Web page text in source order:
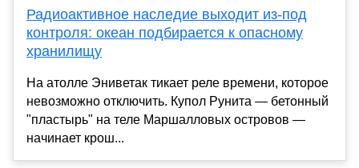
Радиоактивное наследие выходит из-под
контроля: океан подбирается к опасному
хранилищу
На атолле Эниветак тикает реле времени, которое
невозможно отключить. Купол Рунита — бетонный
"пластырь" на теле Маршалловых островов —
начинает крош...